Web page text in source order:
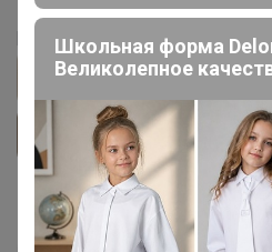
[align=center]
Школьная форма
Великолепное